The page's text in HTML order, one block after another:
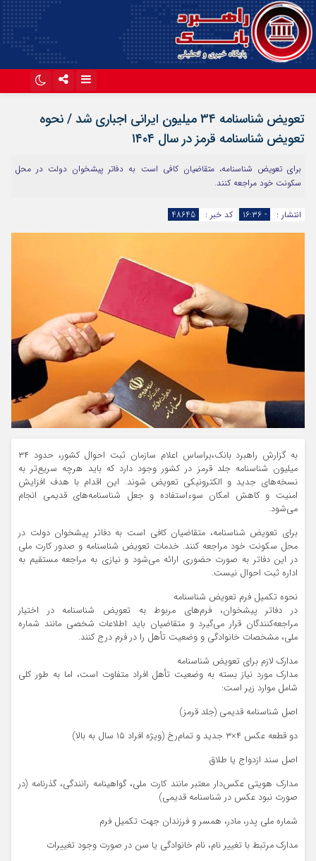
آپارات
تعویض شناسنامه ۳۴ میلیون ایرانی اجباری شد / نحوه‌
تعویض شناسنامه قرمز در سال ۱۴۰۴
برای تعویض شناسنامه، متقاضیان کافی است به دفاتر پیشخوان دولت در محل
سکونت خود مراجعه کنند.
انتشار : - ۱۶:۳۶ کد خبر : 48645
به گزارش راهبرد بانک،براساس اعلام سازمان ثبت احوال کشور، حدود ۳۴
میلیون شناسنامه جلد قرمز در کشور وجود دارد که باید هرچه سریع‌تر به
نسخه‌های جدید و الکترونیکی تعویض شوند. این اقدام با هدف افزایش
امنیت و کاهش امکان سوءاستفاده و جعل شناسنامه‌های قدیمی انجام
می‌شود.
برای تعویض شناسنامه، متقاضیان کافی است به دفاتر پیشخوان دولت در
محل سکونت خود مراجعه کنند. خدمات تعویض شناسنامه و صدور کارت ملی
در این دفاتر به صورت حضوری ارائه می‌شود و نیازی به مراجعه مستقیم به
اداره ثبت احوال نیست.
نحوه تکمیل فرم تعویض شناسنامه
در دفاتر پیشخوان، فرم‌های مربوط به تعویض شناسنامه در اختیار
مراجعه‌کنندگان قرار می‌گیرد و متقاضیان باید اطلاعات شخصی مانند شماره
ملی، مشخصات خانوادگی و وضعیت تأهل را در فرم درج کنند.
مدارک لازم برای تعویض شناسنامه
مدارک مورد نیاز بسته به وضعیت تأهل افراد متفاوت است، اما به طور کلی
شامل موارد زیر است:
اصل شناسنامه قدیمی (جلد قرمز)
دو قطعه عکس ۴×۳ جدید و تمام‌رخ (ویژه افراد ۱۵ سال به بالا)
اصل سند ازدواج یا طلاق
مدارک هویتی عکس‌دار معتبر مانند کارت ملی، گواهینامه رانندگی، گذرنامه (در
صورت نبود عکس در شناسنامه قدیمی)
شماره ملی پدر، مادر، همسر و فرزندان جهت تکمیل فرم
مدارک مرتبط با تغییر نام، نام خانوادگی یا سن در صورت وجود تغییرات